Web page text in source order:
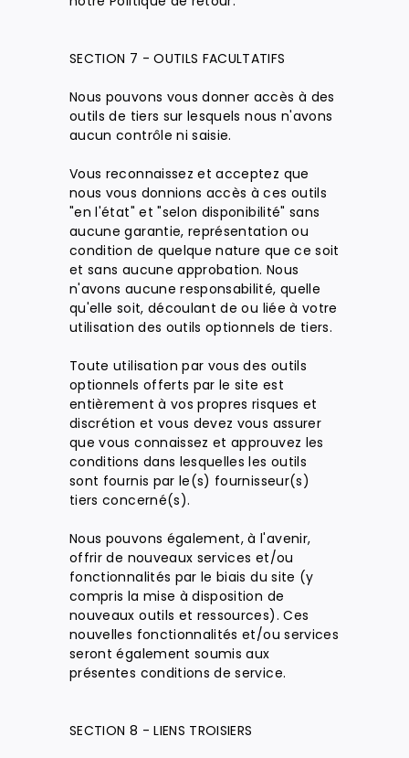
SECTION 7 - OUTILS FACULTATIFS
Nous pouvons vous donner accès à des
outils de tiers sur lesquels nous n'avons
aucun contrôle ni saisie.
Vous reconnaissez et acceptez que
nous vous donnions accès à ces outils
"en l'état" et "selon disponibilité" sans
aucune garantie, représentation ou
condition de quelque nature que ce soit
et sans aucune approbation. Nous
n'avons aucune responsabilité, quelle
qu'elle soit, découlant de ou liée à votre
utilisation des outils optionnels de tiers.
Toute utilisation par vous des outils
optionnels offerts par le site est
entièrement à vos propres risques et
discrétion et vous devez vous assurer
que vous connaissez et approuvez les
conditions dans lesquelles les outils
sont fournis par le(s) fournisseur(s)
tiers concerné(s).
Nous pouvons également, à l'avenir,
offrir de nouveaux services et/ou
fonctionnalités par le biais du site (y
compris la mise à disposition de
nouveaux outils et ressources). Ces
nouvelles fonctionnalités et/ou services
seront également soumis aux
présentes conditions de service.
SECTION 8 - LIENS TROISIERS